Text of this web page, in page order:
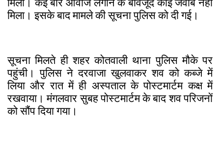
मिला। कई बार आवाज लगाने के बावजूद कोई जवाब नहीं
मिला। इसके बाद मामले की सूचना पुलिस को दी गई।
सूचना मिलते ही शहर कोतवाली थाना पुलिस मौके पर
पहुंची। पुलिस ने दरवाजा खुलवाकर शव को कब्जे में
लिया और रात में ही अस्पताल के पोस्टमार्टम कक्ष में
रखवाया। मंगलवार सुबह पोस्टमार्टम के बाद शव परिजनों
को सौंप दिया गया।